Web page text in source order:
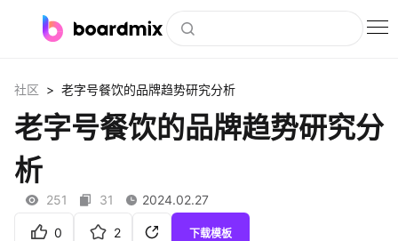
社区资源
企业服务
社区 > 老字号餐饮的品牌趋势研究分析
老字号餐饮的品牌趋势研究分
析
251 31 2024.02.27
0 2 下载模板